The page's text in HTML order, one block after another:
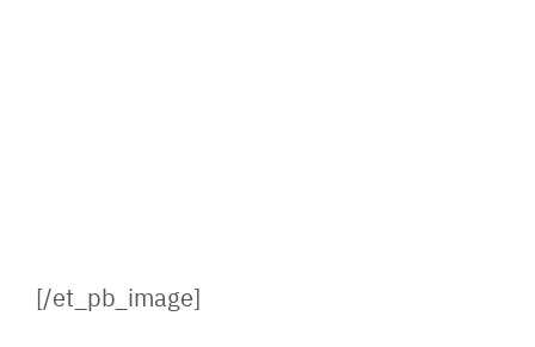
[/et_pb_image]